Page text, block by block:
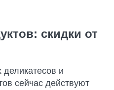
скидки от
и
сейчас действуют